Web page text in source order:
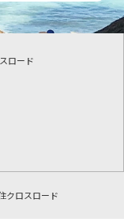
ロード
クロスロード